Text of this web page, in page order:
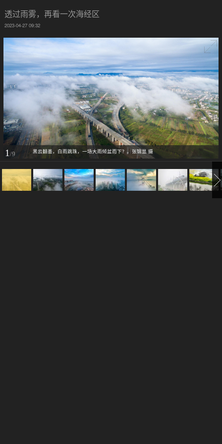
透过雨雾，再看一次海经区
2023-04-27 09:32
1/9 黑云翻墨，白雨跳珠，一场大雨倾盆而下？。张锦显 摄